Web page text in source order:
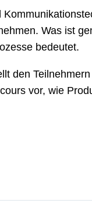
Was ist
bedeutet.
den
vor, wie